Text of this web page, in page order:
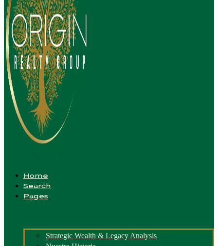
Home
Search
Pages
Strategic Wealth & Legacy Analysis